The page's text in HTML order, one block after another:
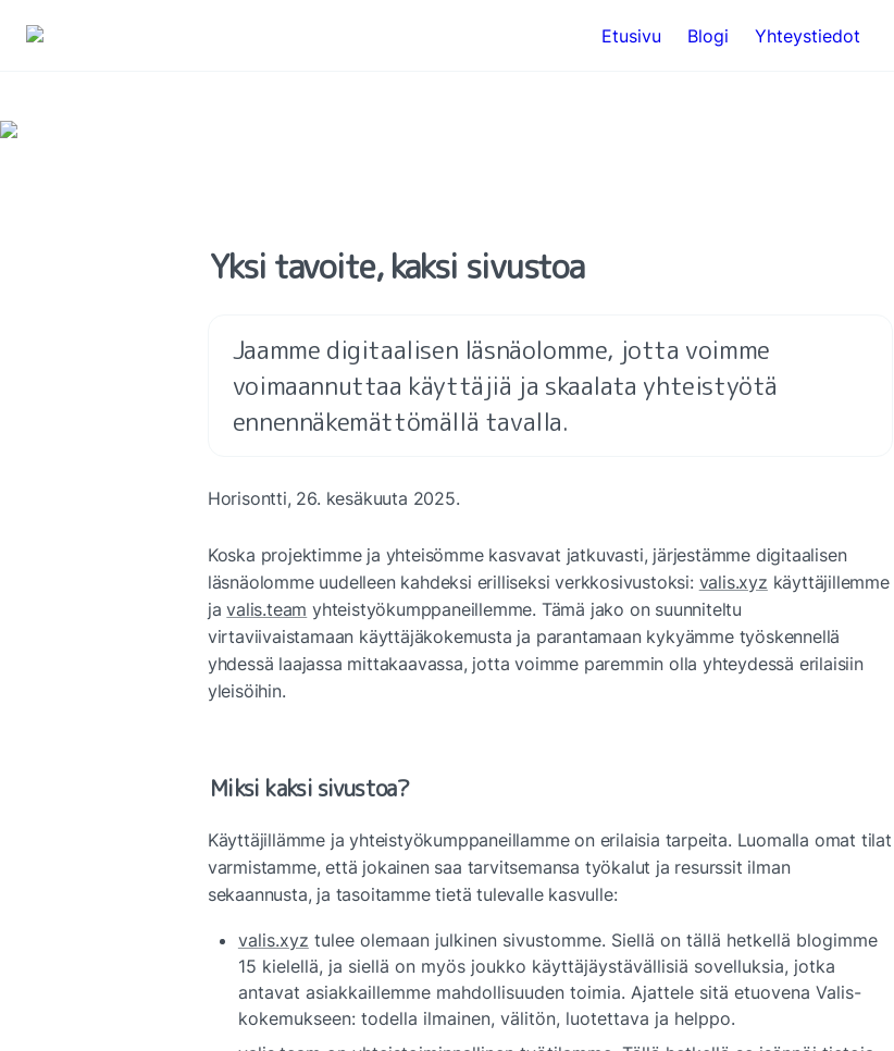
Etusivu Blogi Yhteystiedot
Yksi tavoite, kaksi sivustoa
Jaamme digitaalisen läsnäolomme, jotta voimme
voimaannuttaa käyttäjiä ja skaalata yhteistyötä
ennennäkemättömällä tavalla.
Horisontti, 26. kesäkuuta 2025.
Koska projektimme ja yhteisömme kasvavat jatkuvasti, järjestämme digitaalisen
läsnäolomme uudelleen kahdeksi erilliseksi verkkosivustoksi: valis.xyz käyttäjillemme
ja valis.team yhteistyökumppaneillemme. Tämä jako on suunniteltu
virtaviivaistamaan käyttäjäkokemusta ja parantamaan kykyämme työskennellä
yhdessä laajassa mittakaavassa, jotta voimme paremmin olla yhteydessä erilaisiin
yleisöihin.
Miksi kaksi sivustoa?
Käyttäjillämme ja yhteistyökumppaneillamme on erilaisia tarpeita. Luomalla omat tilat
varmistamme, että jokainen saa tarvitsemansa työkalut ja resurssit ilman
sekaannusta, ja tasoitamme tietä tulevalle kasvulle:
valis.xyz tulee olemaan julkinen sivustomme. Siellä on tällä hetkellä blogimme
15 kielellä, ja siellä on myös joukko käyttäjäystävällisiä sovelluksia, jotka
antavat asiakkaillemme mahdollisuuden toimia. Ajattele sitä etuovena Valis-
kokemukseen: todella ilmainen, välitön, luotettava ja helppo.